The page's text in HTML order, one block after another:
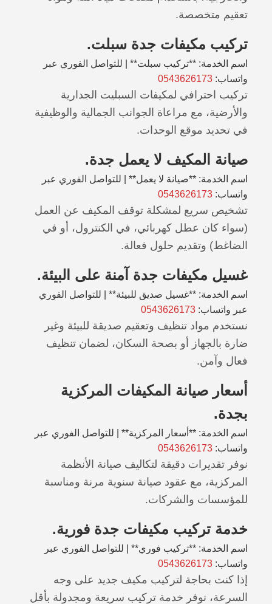
تعقيم متخصصة.
تركيب مكيفات جدة سبلت.
اسم الخدمة: **تركيب سبلت** | للتواصل الفوري عبر
واتساب: 0543626173
تركيب احترافي لمكيفات السبليت الجدارية
والأرضية، مع مراعاة الجوانب الجمالية والوظيفية
في تحديد موقع الوحدات.
صيانة المكيف لا يعمل جدة.
اسم الخدمة: **صيانة لا يعمل** | للتواصل الفوري عبر
واتساب: 0543626173
تشخيص سريع لمشكلة توقف المكيف عن العمل
(سواء كان عطل كهربائي، في الكنترول، أو في
الضاغط) وتقديم حلول فعالة.
غسيل مكيفات جدة آمنة على البيئة.
اسم الخدمة: **غسيل صديق للبيئة** | للتواصل الفوري
عبر واتساب: 0543626173
نستخدم مواد تنظيف وتعقيم صديقة للبيئة وغير
ضارة بالجهاز أو بصحة السكان، لضمان تنظيف
فعال وآمن.
أسعار صيانة المكيفات المركزية
بجدة.
اسم الخدمة: **أسعار المركزية** | للتواصل الفوري عبر
واتساب: 0543626173
نوفر تقديرات دقيقة لتكاليف صيانة الأنظمة
المركزية، مع عقود صيانة سنوية مرنة ومناسبة
للمؤسسات والشركات.
خدمة تركيب مكيفات جدة فورية.
اسم الخدمة: **تركيب فوري** | للتواصل الفوري عبر
واتساب: 0543626173
إذا كنت بحاجة لتركيب مكيف جديد على وجه
السرعة، نوفر خدمة تركيب سريعة ومجدولة بأقل